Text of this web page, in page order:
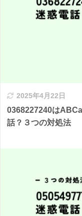
2025年4月22日
0368227240は
話？３つの対処法